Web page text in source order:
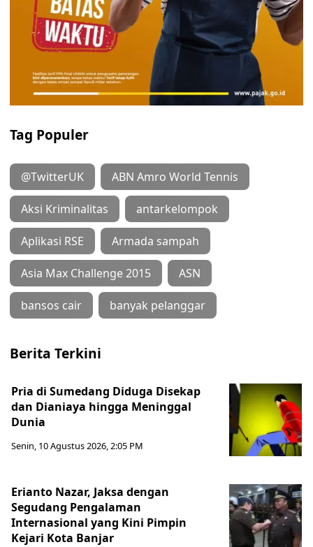
Tag Populer
@TwitterUK ABN Amro World Tennis
Aksi Kriminalitas antarkelompok
Aplikasi RSE Armada sampah
Asia Max Challenge 2015 ASN
bansos cair banyak pelanggar
Berita Terkini
Pria di Sumedang Diduga Disekap
dan Dianiaya hingga Meninggal
Dunia
Senin, 10 Agustus 2026, 2:05 PM
Erianto Nazar, Jaksa dengan
Segudang Pengalaman
Internasional yang Kini Pimpin
Kejari Kota Banjar